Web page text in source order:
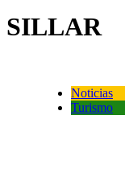
SILLAR
Noticias
Turismo